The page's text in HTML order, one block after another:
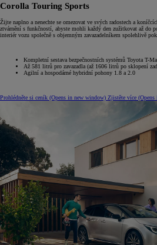
Corolla Touring Sports
Žijte naplno a nenechte se omezovat ve svých radostech a
ztvárnění s funkčností, abyste mohli každý den zužitkovat až do
interiér vozu společně s objemným zavazadelníkem spolehlivě
Kompletní sestava bezpečnostních systémů Toyota T-
Až 581 litrů pro zavazadla (až 1606 litrů po sklopení
Agilní a hospodárné hybridní pohony 1.8 a 2.0
Prohlédněte si ceník (Opens in new window) Zjistěte více